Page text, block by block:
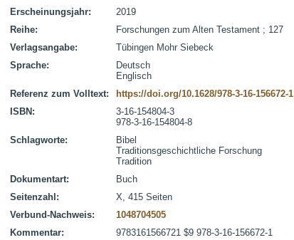
Erscheinungsjahr:
2019
Reihe:
Forschungen zum Alten Testament ; 127
Verlagsangabe:
Tübingen Mohr Siebeck
Sprache:
Deutsch
Englisch
Referenz zum Volltext:
https://doi.org/10.1628/978-3-16-156672-1
ISBN:
3-16-154804-3
978-3-16-154804-8
Schlagworte:
Bibel
Traditionsgeschichtliche Forschung
Tradition
Dokumentart:
Buch
Seitenzahl:
X, 415 Seiten
Verbund-Nachweis:
1048704505
Kommentar:
9783161566721 $9 978-3-16-156672-1